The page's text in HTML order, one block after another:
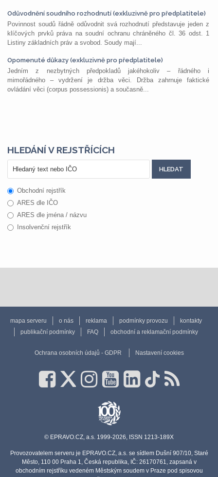
Odůvodnění soudního rozhodnutí (exkluzivně pro předplatitele)
Povinnost soudů řádně odůvodnit svá rozhodnutí představuje jeden z
klíčových prvků práva na soudní ochranu chráněného čl. 36 odst. 1
Listiny základních práv a svobod. Soudy mají...
Opomenuté důkazy (exkluzivně pro předplatitele)
Jedním z nezbytných předpokladů jakéhokoliv – řádného i
mimořádného – vydržení je držba věci. Držba zahrnuje faktické
ovládání věci (corpus possessionis) a současně...
HLEDÁNÍ V REJSTŘÍCÍCH
Obchodní rejstřík
ARES dle IČO
ARES dle jména / názvu
Insolvenční rejstřík
mapa serveru o nás reklama podmínky provozu
kontakty
publikační podmínky
FAQ obchodní a reklamační podmínky
Ochrana osobních údajů - GDPR Nastavení cookies
© EPRAVO.CZ, a.s. 1999-2026, ISSN 1213-189X
Provozovatelem serveru je EPRAVO.CZ, a.s. se sídlem Dušní 907/10, Staré
Město, 110 00 Praha 1, Česká republika, IČ: 26170761, zapsaná v
obchodním rejstříku vedeném Městským soudem v Praze pod spisovou